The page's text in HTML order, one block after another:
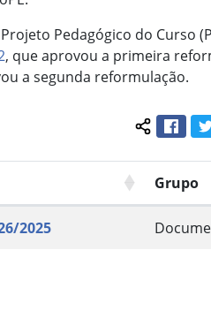
Pedagógico do Curso
, que aprovou a primeira
a segunda reformulação.
Grupo
2025